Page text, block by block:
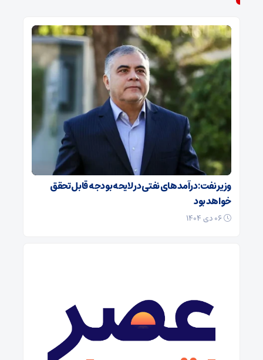
وزیر نفت: درآمدهای نفتی در لایحه بودجه قابل تحقق
خواهد بود